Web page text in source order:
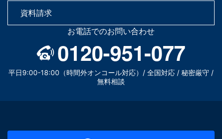
資料請求
お電話でのお問い合わせ
0120-951-077
平日9:00-18:00（時間外オンコール対応）/ 全国対応 / 秘密厳守 /
無料相談